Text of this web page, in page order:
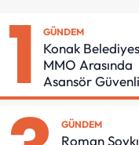
1 GÜNDEM
Konak
MMO Arasında
Asansör
İçin Önemli
GÜNDEM
Roman